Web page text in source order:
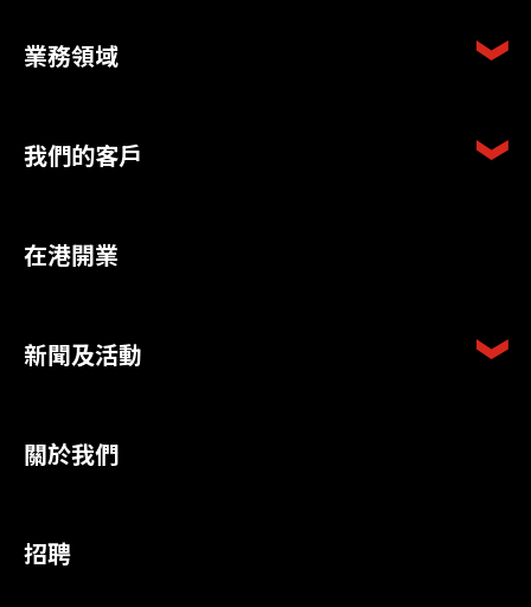
業務領域
我們的客戶
在港開業
新聞及活動
關於我們
招聘